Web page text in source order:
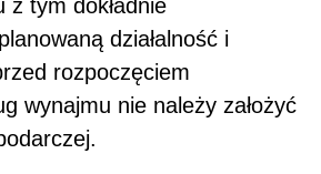
z tym dokładnie
działalność i
rozpoczęciem
wynajmu nie należy założyć